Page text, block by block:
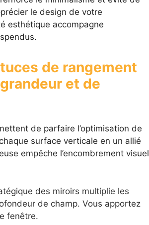
le design de votre
esthétique accompagne
de rangement
et de
de parfaire l’optimisation de
surface verticale en un allié
empêche l’encombrement visuel
des miroirs multiplie les
de champ. Vous apportez
fenêtre.